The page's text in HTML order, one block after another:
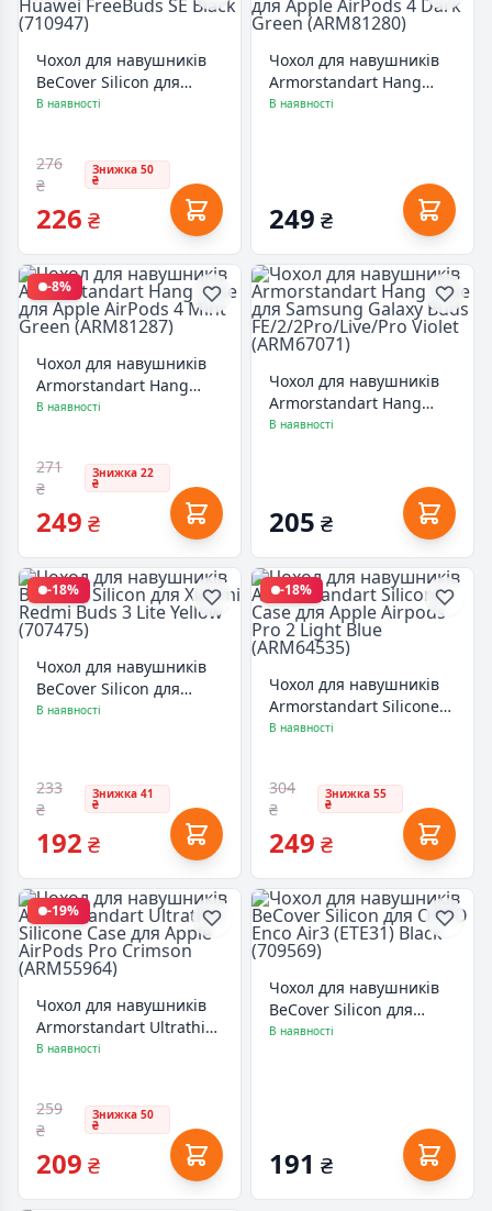
Чохол для навушників
BeCover Silicon для
Huawei FreeBuds SE
В наявності
276
₴
Знижка 50
₴
226 ₴
Чохол для навушників
Armorstandart Hang
Case для Apple AirPods 4
В наявності
249 ₴
-8%
Чохол для навушників
Armorstandart Hang
Case для Apple AirPods 4
В наявності
271
₴
Знижка 22
₴
249 ₴
Чохол для навушників
Armorstandart Hang
Case для Samsung
В наявності
205 ₴
-18%
Чохол для навушників
BeCover Silicon для
Xiaomi Redmi Buds 3 Lite
В наявності
233
₴
Знижка 41
₴
192 ₴
-18%
Чохол для навушників
Armorstandart Silicone
Case для Apple Airpods
В наявності
304
₴
Знижка 55
₴
249 ₴
-19%
Чохол для навушників
Armorstandart Ultrathin
Silicone Case для Apple
В наявності
259
₴
Знижка 50
₴
209 ₴
Чохол для навушників
BeCover Silicon для
OPPO Enco Air3 (ETE31)
В наявності
191 ₴